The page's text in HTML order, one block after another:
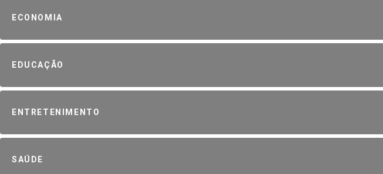
ECONOMIA
EDUCAÇÃO
ENTRETENIMENTO
SAÚDE